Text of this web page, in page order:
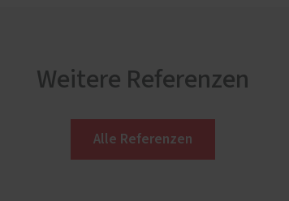
Weitere Referenzen
Alle Referenzen